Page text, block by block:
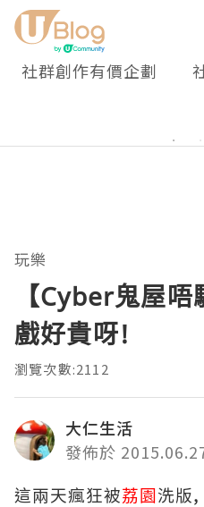
社群創作有價企劃
玩樂
【Cyber鬼屋
戲好貴呀!
瀏覽次數:2112
大仁生活
發佈於
這兩天瘋狂被荔園 洗版,